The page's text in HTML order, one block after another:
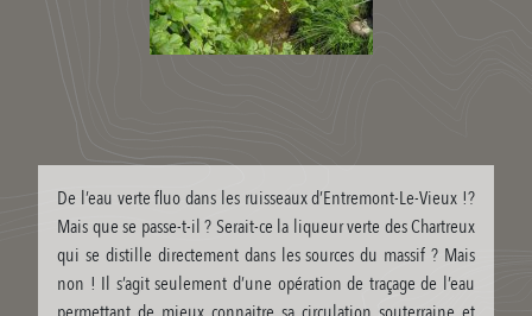
De l’eau verte fluo dans les ruisseaux d’Entremont-Le-Vieux !?
Mais que se passe-t-il ? Serait-ce la liqueur verte des Chartreux
qui se distille directement dans les sources du massif ? Mais
non ! Il s’agit seulement d’une opération de traçage de l’eau